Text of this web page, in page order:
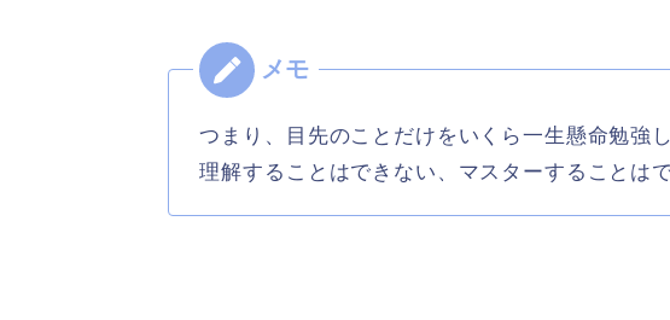
つまり、目先のことだけをいくら一生懸命勉強
理解することはできない、マスターすることは